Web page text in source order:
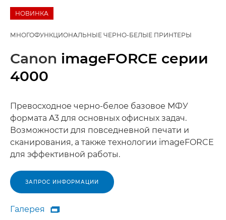
НОВИНКА
МНОГОФУНКЦИОНАЛЬНЫЕ ЧЕРНО-БЕЛЫЕ ПРИНТЕРЫ
Canon imageFORCE серии
4000
Превосходное черно-белое базовое МФУ
формата A3 для основных офисных задач.
Возможности для повседневной печати и
сканирования, а также технологии imageFORCE
для эффективной работы.
ЗАПРОС ИНФОРМАЦИИ
Галерея
Галерея
